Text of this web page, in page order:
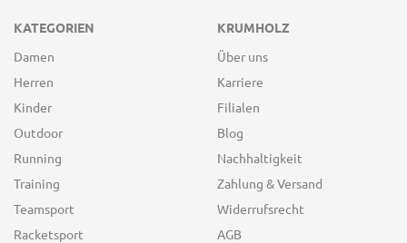
KATEGORIEN
Damen
Herren
Kinder
Outdoor
Running
Training
Teamsport
Racketsport
KRUMHOLZ
Über uns
Karriere
Filialen
Blog
Nachhaltigkeit
Zahlung & Versand
Widerrufsrecht
AGB